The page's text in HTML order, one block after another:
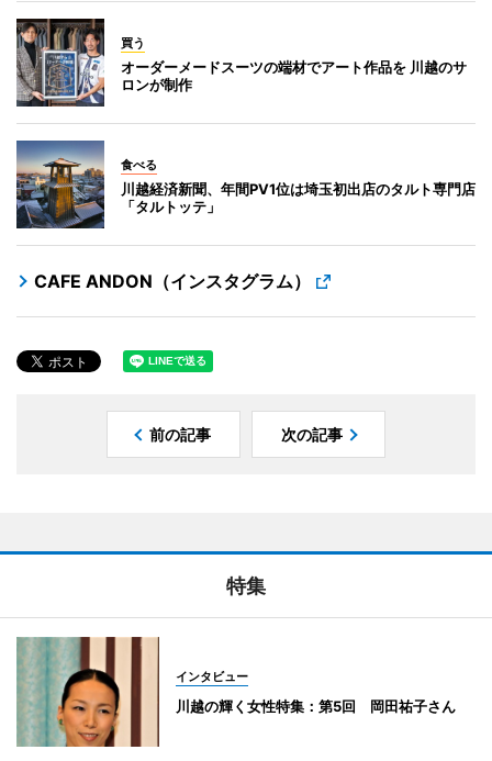
買う
オーダーメードスーツの端材でアート作品を 川越のサ
ロンが制作
食べる
川越経済新聞、年間PV1位は埼玉初出店のタルト専門店
「タルトッテ」
CAFE ANDON（インスタグラム）
前の記事 次の記事
特集
インタビュー
川越の輝く女性特集：第5回 岡田祐子さん